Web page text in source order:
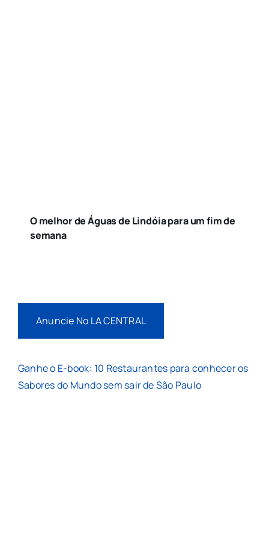
O melhor de Águas de Lindóia para um fim de
semana
Anuncie No LA CENTRAL
Ganhe o E-book: 10 Restaurantes para conhecer os
Sabores do Mundo sem sair de São Paulo